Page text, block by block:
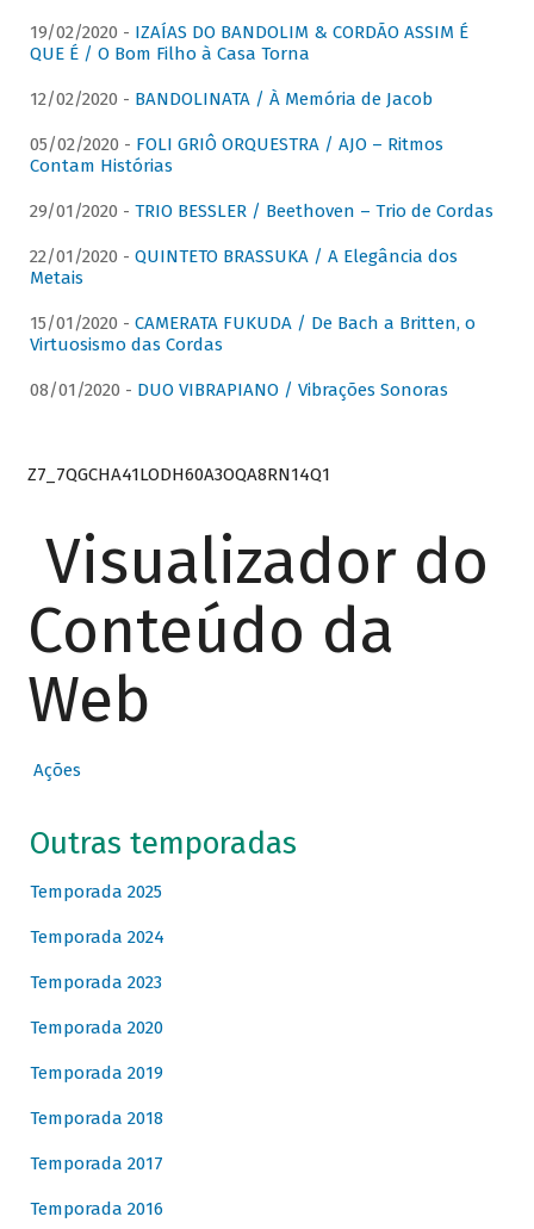
19/02/2020 - IZAÍAS DO BANDOLIM & CORDÃO ASSIM É
QUE É / O Bom Filho à Casa Torna
12/02/2020 - BANDOLINATA / À Memória de Jacob
05/02/2020 - FOLI GRIÔ ORQUESTRA / AJO – Ritmos
Contam Histórias
29/01/2020 - TRIO BESSLER / Beethoven – Trio de Cordas
22/01/2020 - QUINTETO BRASSUKA / A Elegância dos
Metais
15/01/2020 - CAMERATA FUKUDA / De Bach a Britten, o
Virtuosismo das Cordas
08/01/2020 - DUO VIBRAPIANO / Vibrações Sonoras
Z7_7QGCHA41LODH60A3OQA8RN14Q1
Visualizador do
Conteúdo da
Web
Ações
Outras temporadas
Temporada 2025
Temporada 2024
Temporada 2023
Temporada 2020
Temporada 2019
Temporada 2018
Temporada 2017
Temporada 2016